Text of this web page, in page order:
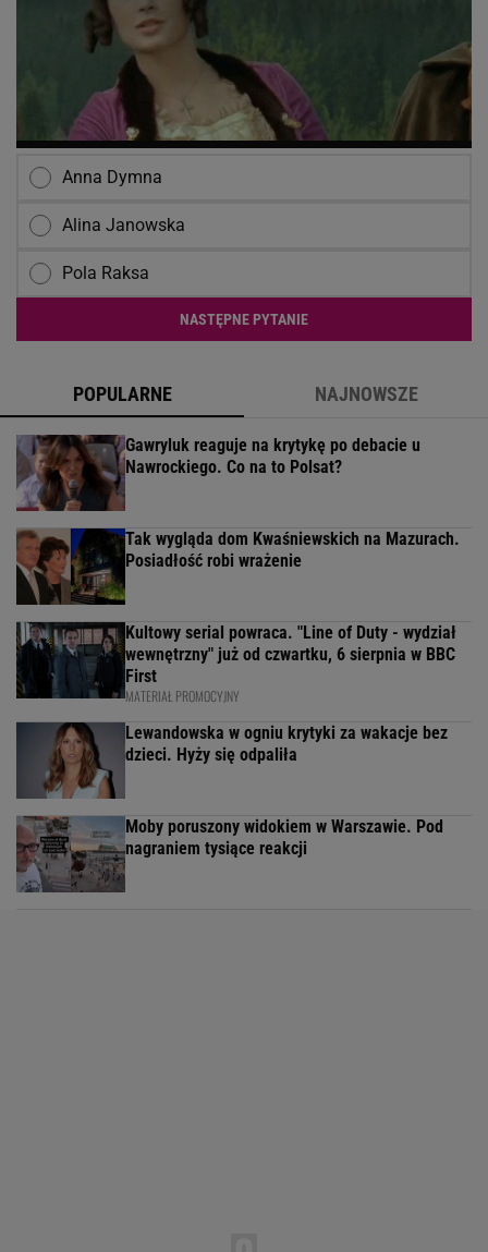
Anna Dymna
Alina Janowska
Pola Raksa
NASTĘPNE PYTANIE
POPULARNE NAJNOWSZE
Gawryluk reaguje na krytykę po debacie u
Nawrockiego. Co na to Polsat?
Tak wygląda dom Kwaśniewskich na Mazurach.
Posiadłość robi wrażenie
Kultowy serial powraca. "Line of Duty - wydział
wewnętrzny" już od czwartku, 6 sierpnia w BBC
First
MATERIAŁ PROMOCYJNY
Lewandowska w ogniu krytyki za wakacje bez
dzieci. Hyży się odpaliła
Moby poruszony widokiem w Warszawie. Pod
nagraniem tysiące reakcji